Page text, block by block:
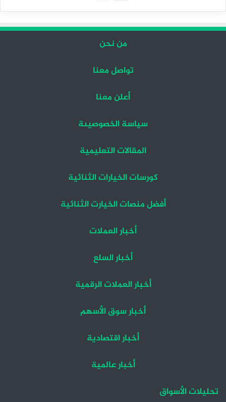
من نحن
تواصل معنا
أعلن معنا
سياسة الخصوصيىة
المقالات التعليمية
كورسات الخيارات الثنائية
أفضل منصات الخيارت الثنائية
أخبار العملات
أخبار السلع
أخبار العملات الرقمية
أخبار سوق الأسهم
أخبار اقتصادية
أخبار عالمية
تحليلات الأسواق